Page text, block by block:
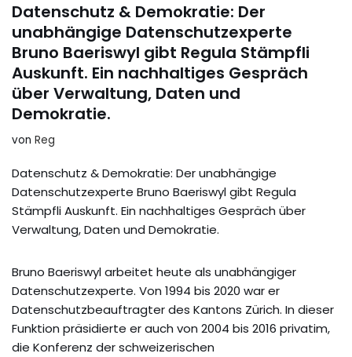
Datenschutz & Demokratie: Der
unabhängige Datenschutzexperte
Bruno Baeriswyl gibt Regula Stämpfli
Auskunft. Ein nachhaltiges Gespräch
über Verwaltung, Daten und
Demokratie.
von Reg
Datenschutz & Demokratie: Der unabhängige
Datenschutzexperte Bruno Baeriswyl gibt Regula
Stämpfli Auskunft. Ein nachhaltiges Gespräch über
Verwaltung, Daten und Demokratie.
Bruno Baeriswyl arbeitet heute als unabhängiger
Datenschutzexperte. Von 1994 bis 2020 war er
Datenschutzbeauftragter des Kantons Zürich. In dieser
Funktion präsidierte er auch von 2004 bis 2016 privatim,
die Konferenz der schweizerischen